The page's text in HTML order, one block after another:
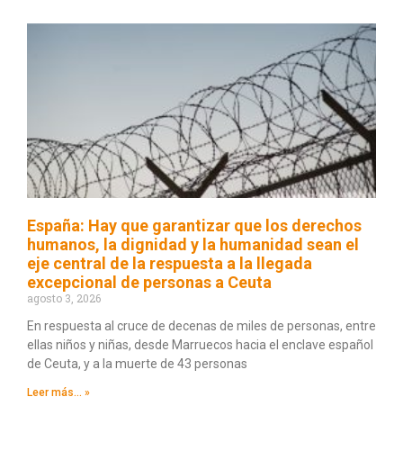
España: Hay que garantizar que los derechos
humanos, la dignidad y la humanidad sean el
eje central de la respuesta a la llegada
excepcional de personas a Ceuta
agosto 3, 2026
En respuesta al cruce de decenas de miles de personas, entre
ellas niños y niñas, desde Marruecos hacia el enclave español
de Ceuta, y a la muerte de 43 personas
Leer más... »